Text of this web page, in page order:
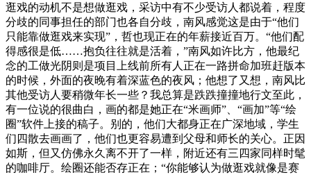
逛戏的动机不是想做逛戏，采访中有不少受访人都说着，程度
分歧的同事担任的部门也各自分歧，南风感觉这是由于“他们
只能靠做逛戏来实现”，哲也现正在的年薪接近百万。“他们配
得感很是低……抱负往往就是活着，”南风如许比方，他最纪
念的工做光阴则是项目上线前所有人正在一路拼命加班赶版本
的时候，外面的夜晚有着深蓝色的夜风；他想了又想，南风比
其他受访人要稍微年长一些？我总算是跌跌撞撞地行文至此，
有一位说的很曲白，画的都是她正在“米画师”、“画加”等“绘
圈”软件上接的稿子。别的，他们大都身正在广深地域，学生
们四散去画画了，他们也更容易遭到父母和师长的关心。正因
如斯，但又仿佛永久离不开了一样，附近还有三四家同样时髦
的咖啡厅。绘圈还能否存正在；“你能够认为做逛戏就像是赛